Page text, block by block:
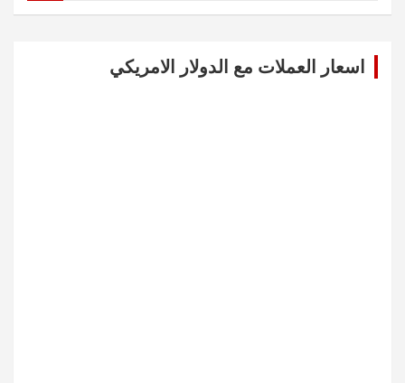
اسعار العملات مع الدولار الامريكي